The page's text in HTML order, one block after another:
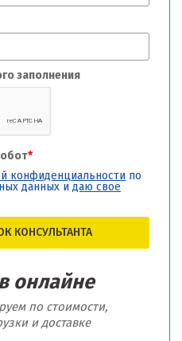
заполнения
*
конфиденциальности по
данных и даю свое
КОНСУЛЬТАНТА
онлайне
по стоимости,
и доставке